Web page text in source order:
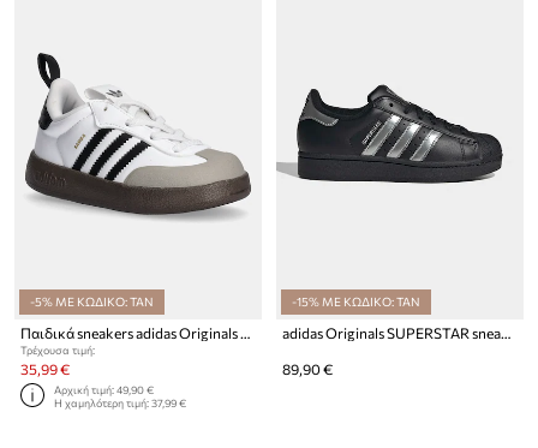
-5% ΜΕ ΚΩΔΙΚΟ: TAN
Τρέχουσα τιμή:
35,99 €
Αρχική τιμή:49,90 €
Η χαμηλότερη τιμή:37,99 €
-15% ΜΕ ΚΩΔΙΚΟ: TAN
89,90 €